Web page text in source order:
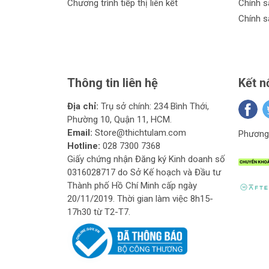
Máy khò nhiệt Cmart
Đa dạng mẫu mã và công suất phù hợp
Hiệu suất hoạt động cao và tiết kiệm
Bảo hành lâu dài và hỗ trợ sau bán hàng tốt.
Cam kết từ Thích Tự Làm:
Sản phẩm chính hãng từ các thương hiệu
Giá cả cạnh tranh và phù hợp với ngân
Đa dạng các lựa chọn về máy khò nhiệt
Hỗ trợ trả góp linh hoạt để giúp bạn tiếp
Chương trình tiếp thị liên kết
Chính
Chính
Thông tin liên hệ
Địa chỉ: Trụ sở chính: 234 Bình Thới,
Phường 10, Quận 11, HCM.
Email: Store@thichtulam.com
Hotline: 028 7300 7368
Giấy chứng nhận Đăng ký Kinh doanh số
0316028717 do Sở Kế hoạch và Đầu tư
Thành phố Hồ Chí Minh cấp ngày
20/11/2019. Thời gian làm việc 8h15-
17h30 từ T2-T7.
Kết